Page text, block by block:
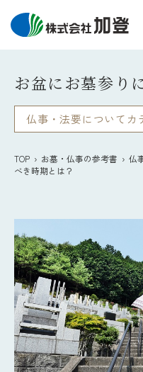
to
お盆にお墓参り
仏事・法要についてカ
TOP › お墓・仏事の参考書 › 仏
べき時期とは？